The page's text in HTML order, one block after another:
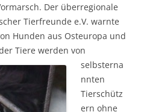
Der überregionale
Tierfreunde e.V. warnte
Hunden aus Osteuropa und
Tiere werden von
selbsterna
nnten
Tierschütz
ern ohne